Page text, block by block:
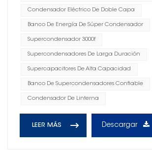
Condensador Eléctrico De Doble Capa
Banco De Energía De Súper Condensador
Supercondensador 3000f
Supercondensadores De Larga Duración
Supercapacitores De Alta Capacidad
Banco De Supercondensadores Confiable
Condensador De Linterna
LEER MÁS Descargar